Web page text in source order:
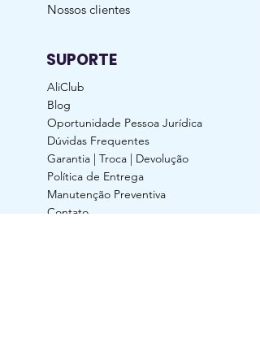
Nossos clientes
SUPORTE
AliClub
Blog
Oportunidade Pessoa Jurídica
Dúvidas Frequentes
Garantia | Troca | Devolução
Política de Entrega
Manutenção Preventiva
Contato